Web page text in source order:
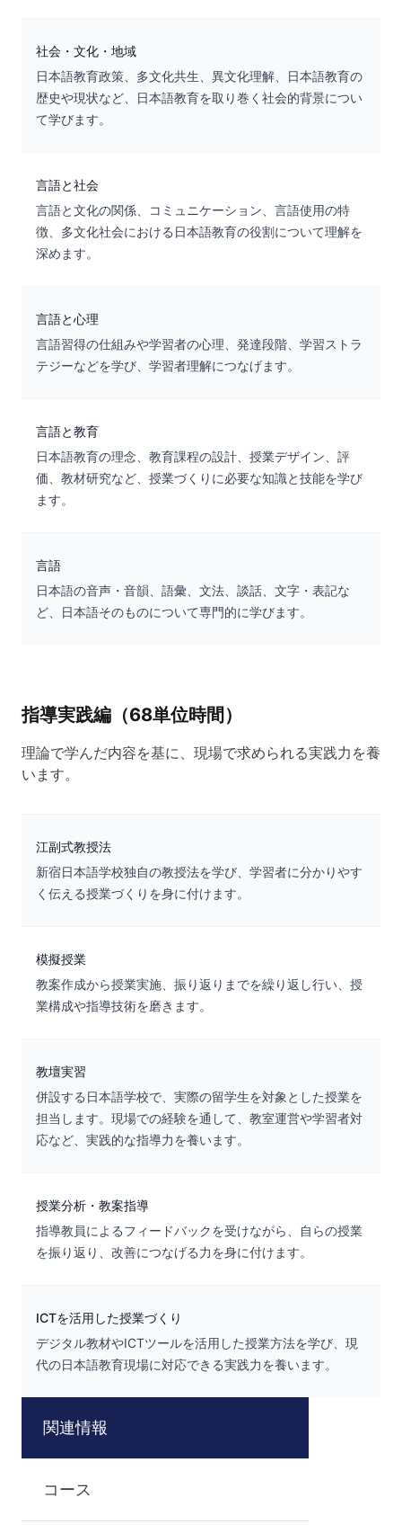
社会・文化・地域
日本語教育政策、多文化共生、異文化理解、日本語教育の
歴史や現状など、日本語教育を取り巻く社会的背景につい
て学びます。
言語と社会
言語と文化の関係、コミュニケーション、言語使用の特
徴、多文化社会における日本語教育の役割について理解を
深めます。
言語と心理
言語習得の仕組みや学習者の心理、発達段階、学習ストラ
テジーなどを学び、学習者理解につなげます。
言語と教育
日本語教育の理念、教育課程の設計、授業デザイン、評
価、教材研究など、授業づくりに必要な知識と技能を学び
ます。
言語
日本語の音声・音韻、語彙、文法、談話、文字・表記な
ど、日本語そのものについて専門的に学びます。
指導実践編（68単位時間）
理論で学んだ内容を基に、現場で求められる実践力を養
います。
江副式教授法
新宿日本語学校独自の教授法を学び、学習者に分かりやす
く伝える授業づくりを身に付けます。
模擬授業
教案作成から授業実施、振り返りまでを繰り返し行い、授
業構成や指導技術を磨きます。
教壇実習
併設する日本語学校で、実際の留学生を対象とした授業を
担当します。現場での経験を通して、教室運営や学習者対
応など、実践的な指導力を養います。
授業分析・教案指導
指導教員によるフィードバックを受けながら、自らの授業
を振り返り、改善につなげる力を身に付けます。
ICTを活用した授業づくり
デジタル教材やICTツールを活用した授業方法を学び、現
代の日本語教育現場に対応できる実践力を養います。
関連情報
コース